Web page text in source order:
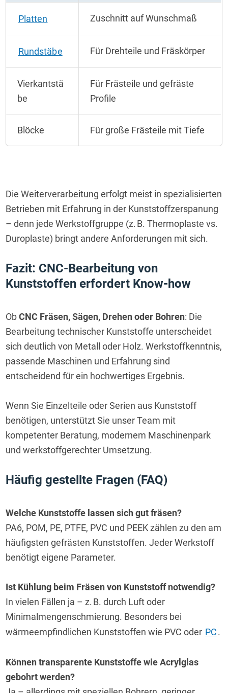
Platten Zuschnitt auf Wunschmaß
Rundstäbe Für Drehteile und Fräskörper
Vierkantstä
be
Für Frästeile und gefräste
Profile
Blöcke Für große Frästeile mit Tiefe
Die Weiterverarbeitung erfolgt meist in spezialisierten
Betrieben mit Erfahrung in der Kunststoffzerspanung
– denn jede Werkstoffgruppe (z. B. Thermoplaste vs.
Duroplaste) bringt andere Anforderungen mit sich.
Fazit: CNC-Bearbeitung von
Kunststoffen erfordert Know-how
Ob CNC Fräsen, Sägen, Drehen oder Bohren: Die
Bearbeitung technischer Kunststoffe unterscheidet
sich deutlich von Metall oder Holz. Werkstoffkenntnis,
passende Maschinen und Erfahrung sind
entscheidend für ein hochwertiges Ergebnis.
Wenn Sie Einzelteile oder Serien aus Kunststoff
benötigen, unterstützt Sie unser Team mit
kompetenter Beratung, modernem Maschinenpark
und werkstoffgerechter Umsetzung.
Häufig gestellte Fragen (FAQ)
Welche Kunststoffe lassen sich gut fräsen?
PA6, POM, PE, PTFE, PVC und PEEK zählen zu den am
häufigsten gefrästen Kunststoffen. Jeder Werkstoff
benötigt eigene Parameter.
Ist Kühlung beim Fräsen von Kunststoff notwendig?
In vielen Fällen ja – z. B. durch Luft oder
Minimalmengenschmierung. Besonders bei
wärmeempfindlichen Kunststoffen wie PVC oder PC.
Können transparente Kunststoffe wie Acrylglas
gebohrt werden?